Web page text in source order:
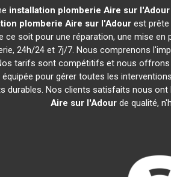
installation plomberie Aire sur l'Adour
plomberie Aire sur l'Adourest prête
ce soit pour une réparation, une mise
24h/24 et 7j/7. Nous comprenons
tarifs sont compétitifs et nous
pour gérer toutes les
durables. Nos clients satisfaits nous
Aire sur l'Adourde qualité,